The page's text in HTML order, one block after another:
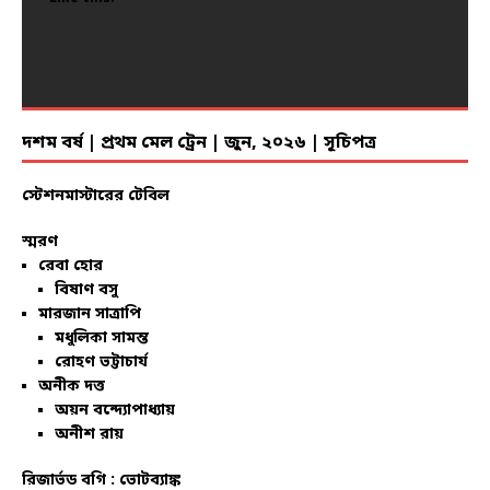
দশম বর্ষ | প্রথম মেল ট্রেন | জুন, ২০২৬ | সূচিপত্র
স্টেশনমাস্টারের টেবিল
স্মরণ
রেবা হোর
বিষাণ বসু
মারজান সাত্রাপি
মধুলিকা সামন্ত
রোহণ ভট্টাচার্য
অনীক দত্ত
অয়ন বন্দ্যোপাধ্যায়
অনীশ রায়
রিজার্ভড বগি : ভোটব্যাঙ্ক